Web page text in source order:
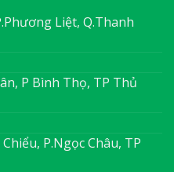
Liệt, Q.Thanh
P Bình Thọ, TP Thủ
P.Ngọc Châu, TP